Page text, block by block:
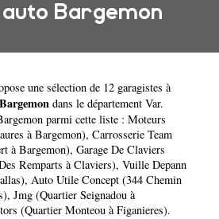
Bargemon
une sélection de 12 garagistes à
dans le département Var.
parmi cette liste : Moteurs
à Bargemon), Carrosserie Team
à Bargemon), Garage De Claviers
Remparts à Claviers), Vuille Depann
, Auto Utile Concept (344 Chemin
, Jmg (Quartier Seignadou à
(Quartier Monteou à Figanieres).